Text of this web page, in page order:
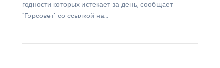
годности которых истекает за день, сообщает
“Горсовет” со ссылкой на…